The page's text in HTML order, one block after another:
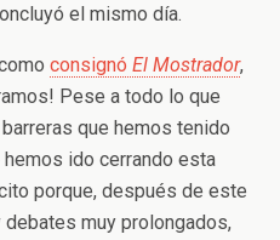
el mismo día.
consignó El Mostrador,
Pese a todo lo que
que hemos tenido
ido cerrando esta
porque, después de este
muy prolongados,